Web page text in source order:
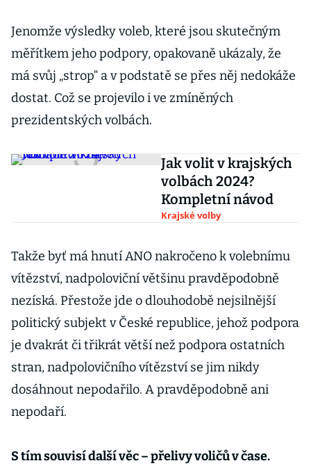
Jenomže výsledky voleb, které jsou skutečným
měřítkem jeho podpory, opakovaně ukázaly, že
má svůj „strop“ a v podstatě se přes něj nedokáže
dostat. Což se projevilo i ve zmíněných
prezidentských volbách.
Jak volit v krajských
volbách 2024?
Kompletní návod
Krajské volby
Takže byť má hnutí ANO nakročeno k volebnímu
vítězství, nadpoloviční většinu pravděpodobně
nezíská. Přestože jde o dlouhodobě nejsilnější
politický subjekt v České republice, jehož podpora
je dvakrát či třikrát větší než podpora ostatních
stran, nadpolovičního vítězství se jim nikdy
dosáhnout nepodařilo. A pravděpodobně ani
nepodaří.
S tím souvisí další věc – přelivy voličů v čase.